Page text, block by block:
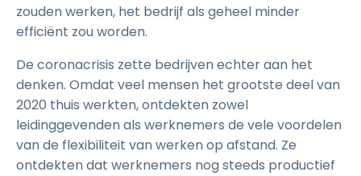
zouden werken, het bedrijf als geheel minder
efficiënt zou worden.
De coronacrisis zette bedrijven echter aan het
denken. Omdat veel mensen het grootste deel van
2020 thuis werkten, ontdekten zowel
leidinggevenden als werknemers de vele voordelen
van de flexibiliteit van werken op afstand. Ze
ontdekten dat werknemers nog steeds productief